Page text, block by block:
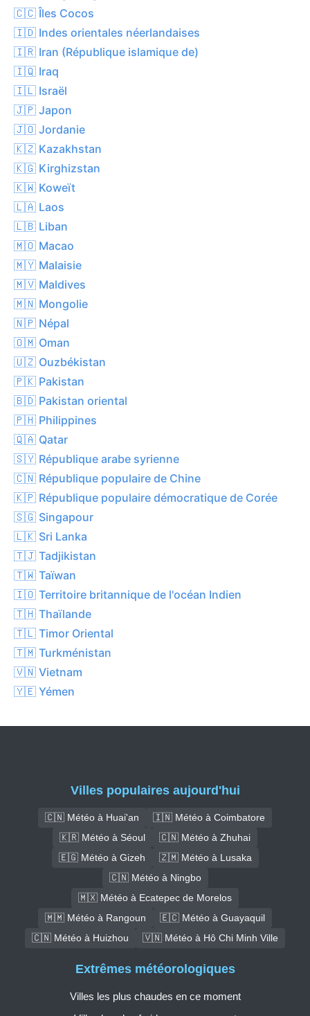
🇨🇨 Îles Cocos
🇮🇩 Indes orientales néerlandaises
🇮🇷 Iran (République islamique de)
🇮🇶 Iraq
🇮🇱 Israël
🇯🇵 Japon
🇯🇴 Jordanie
🇰🇿 Kazakhstan
🇰🇬 Kirghizstan
🇰🇼 Koweït
🇱🇦 Laos
🇱🇧 Liban
🇲🇴 Macao
🇲🇾 Malaisie
🇲🇻 Maldives
🇲🇳 Mongolie
🇳🇵 Népal
🇴🇲 Oman
🇺🇿 Ouzbékistan
🇵🇰 Pakistan
🇧🇩 Pakistan oriental
🇵🇭 Philippines
🇶🇦 Qatar
🇸🇾 République arabe syrienne
🇨🇳 République populaire de Chine
🇰🇵 République populaire démocratique de Corée
🇸🇬 Singapour
🇱🇰 Sri Lanka
🇹🇯 Tadjikistan
🇹🇼 Taïwan
🇮🇴 Territoire britannique de l'océan Indien
🇹🇭 Thaïlande
🇹🇱 Timor Oriental
🇹🇲 Turkménistan
🇻🇳 Vietnam
🇾🇪 Yémen
Villes populaires aujourd'hui
🇨🇳 Météo à Huai'an
🇮🇳 Météo à Coimbatore
🇰🇷 Météo à Séoul
🇨🇳 Météo à Zhuhai
🇪🇬 Météo à Gizeh
🇿🇲 Météo à Lusaka
🇨🇳 Météo à Ningbo
🇲🇽 Météo à Ecatepec de Morelos
🇲🇲 Météo à Rangoun
🇪🇨 Météo à Guayaquil
🇨🇳 Météo à Huizhou
🇻🇳 Météo à Hô Chi Minh Ville
Extrêmes météorologiques
Villes les plus chaudes en ce moment